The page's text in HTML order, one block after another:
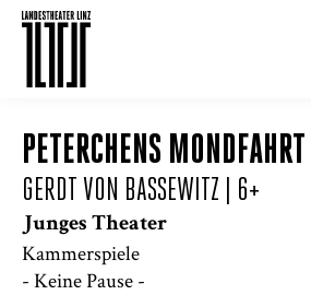
PETERCHENS MONDFAHRT
GERDT VON BASSEWITZ | 6+
Junges Theater
Kammerspiele
- Keine Pause -